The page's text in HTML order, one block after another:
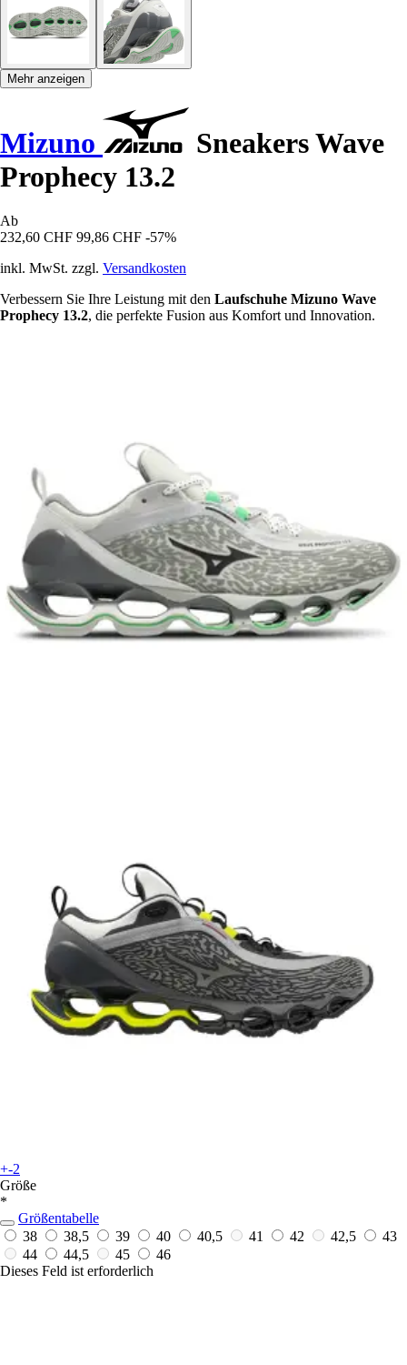
Mehr anzeigen
Mizuno
Sneakers Wave
Prophecy 13.2
Ab
232,60 CHF 99,86 CHF -57%
inkl. MwSt. zzgl. Versandkosten
Verbessern Sie Ihre Leistung mit den Laufschuhe Mizuno Wave
Prophecy 13.2, die perfekte Fusion aus Komfort und Innovation.
+-2
Größe
*
Größentabelle
38
38,5 39 40 40,5 41 42 42,5
43
44
44,5 45
46
Dieses Feld ist erforderlich